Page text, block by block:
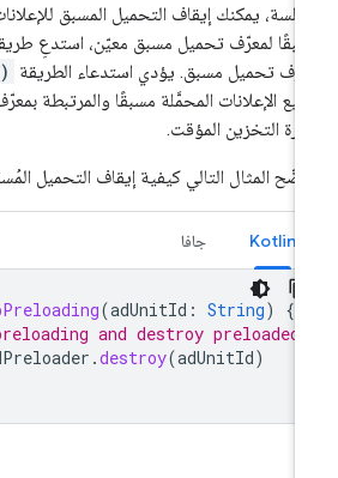
يمكنك إيقاف التحميل المسبق للإعلانات.
لمعرّف تحميل مسبق معيّن، استدعِ طريقة
تحميل مسبق. يؤدي استدعاء الطريقة
الإعلانات المحمَّلة مسبقًا والمرتبطة بمعرّف
التخزين المؤقت.
المثال التالي كيفية إيقاف التحميل المُسبَق
Kotlin
(adUnitId: String
preloading and destroy preloaded
.destroy(adUnitId